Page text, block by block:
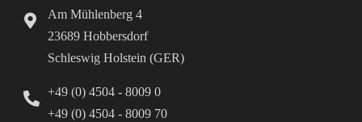
Am Mühlenberg 4
23689 Hobbersdorf
Schleswig Holstein (GER)
+49 (0) 4504 - 8009 0
+49 (0) 4504 - 8009 70